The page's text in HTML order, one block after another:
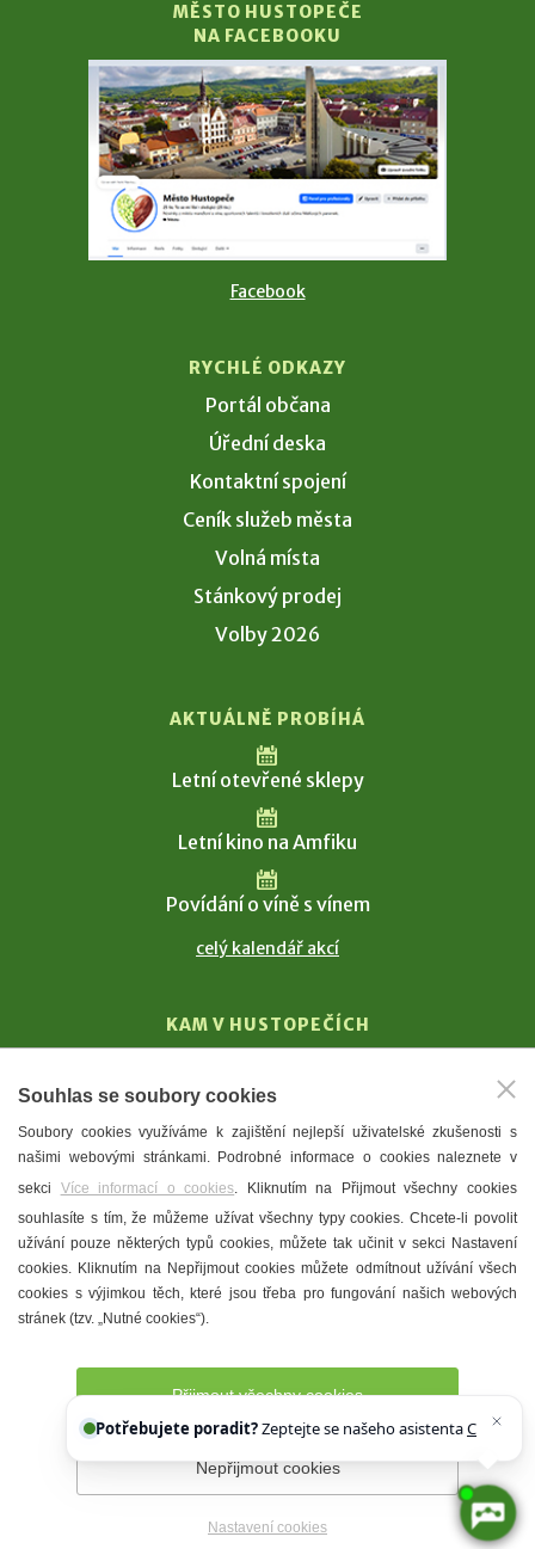
MĚSTO HUSTOPEČE
NA FACEBOOKU
Facebook
RYCHLÉ ODKAZY
Portál občana
Úřední deska
Kontaktní spojení
Ceník služeb města
Volná místa
Stánkový prodej
Volby 2026
AKTUÁLNĚ PROBÍHÁ
Letní otevřené sklepy
Letní kino na Amfiku
Povídání o víně s vínem
celý kalendář akcí
KAM V HUSTOPEČÍCH
T. G. Masaryk
Mandloně
Ubytování
Restaurace
Městské muzeum a galerie
Denní meníčka
Prohlášení o přístupnosti Správce webu
Souhlas se soubory cookies
Soubory cookies využíváme k zajištění nejlepší uživatelské zkušenosti s
našimi webovými stránkami. Podrobné informace o cookies naleznete v
sekci Více informací o cookies. Kliknutím na Přijmout všechny cookies
souhlasíte s tím, že můžeme užívat všechny typy cookies. Chcete-li povolit
užívání pouze některých typů cookies, můžete tak učinit v sekci Nastavení
cookies. Kliknutím na Nepřijmout cookies můžete odmítnout užívání všech
cookies s výjimkou těch, které jsou třeba pro fungování našich webových
stránek (tzv. „Nutné cookies“).
Přijmout všechny cookies
Nepřijmout cookies
Nastavení cookies
Chettyho.